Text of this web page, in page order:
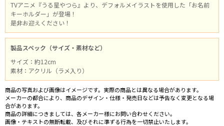
TVアニメ『うる星やつら』より、デフォルメイラストを使用した「お名前
キーホルダー」が登場！
是非お迎えください！
製品スペック（サイズ・素材など）
サイズ：約12cm
素材：アクリル（ラメ入り）
商品の写真および画像はイメージです。実際の商品とは異なる場合があります。
メーカーの都合により、商品のデザイン・仕様・発売日などは予告なく変更となる場
合があります。
商品の詳細につきましては、各メーカー様にお問い合わせください。
画像・テキストの無断転載、及びそれに準ずる行為を一切禁止いたします。